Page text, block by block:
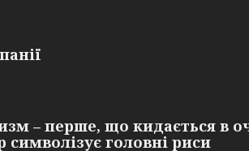
– перше, що кидається в
головні риси